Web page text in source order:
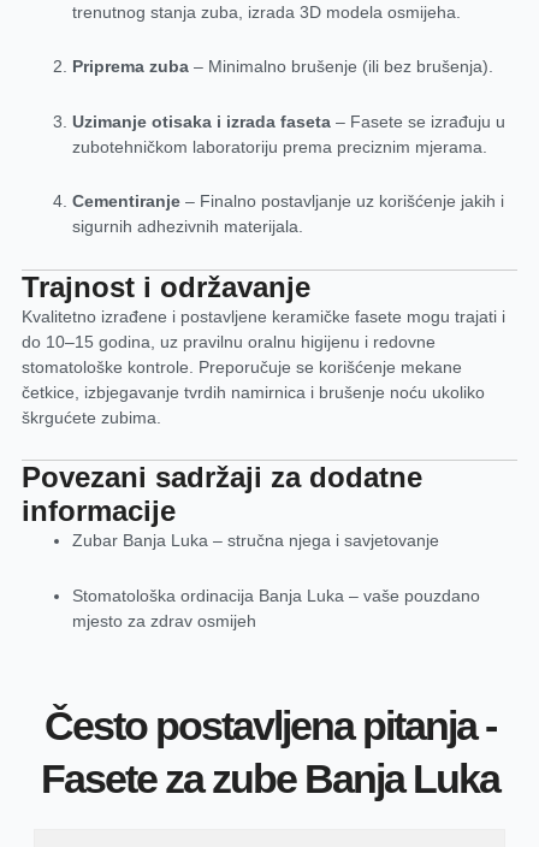
trenutnog stanja zuba, izrada 3D modela osmijeha.
Priprema zuba– Minimalno brušenje (ili bez brušenja).
Uzimanje otisaka i izrada faseta– Fasete se izrađuju u
zubotehničkom laboratoriju prema preciznim mjerama.
Cementiranje– Finalno postavljanje uz korišćenje jakih i
sigurnih adhezivnih materijala.
Trajnost i održavanje
Kvalitetno izrađene i postavljene keramičke fasete mogu trajati i
do 10–15 godina, uz pravilnu oralnu higijenu i redovne
stomatološke kontrole. Preporučuje se korišćenje mekane
četkice, izbjegavanje tvrdih namirnica i brušenje noću ukoliko
škrgućete zubima.
Povezani sadržaji za dodatne
informacije
Zubar Banja Luka – stručna njega i savjetovanje
Stomatološka ordinacija Banja Luka – vaše pouzdano
mjesto za zdrav osmijeh
Često postavljena pitanja -
Fasete za zube Banja Luka